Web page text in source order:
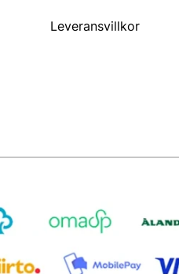
Leveransvillkor